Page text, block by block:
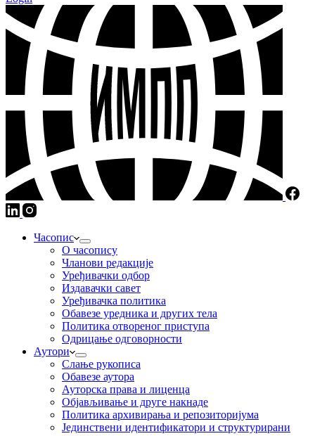
Часопис
О часопису
Чланови редакције
Уређивачки одбор
Издавачки савет
Уређивачка политика
Обавезе уредника и других тела
Пoлитикa oтвoрeнoг приступa
Одрицање одговорности
Аутори
Слање рукописа
Обавезе аутора
Ауторска права и лиценца
Објављивање и друге накнаде
Политика архивирања и репозиторијума
Јединствени идентификатори и структурирани